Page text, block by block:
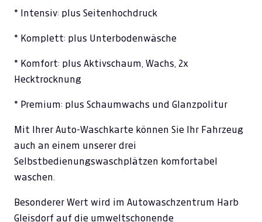
* Intensiv: plus Seitenhochdruck
* Komplett: plus Unterbodenwäsche
* Komfort: plus Aktivschaum, Wachs, 2x
Hecktrocknung
* Premium: plus Schaumwachs und Glanzpolitur
Mit Ihrer Auto-Waschkarte können Sie Ihr Fahrzeug
auch an einem unserer drei
Selbstbedienungswaschplätzen komfortabel
waschen.
Besonderer Wert wird im Autowaschzentrum Harb
Gleisdorf auf die umweltschonende